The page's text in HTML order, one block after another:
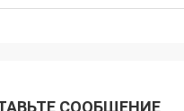
СООБЩЕНИЕ